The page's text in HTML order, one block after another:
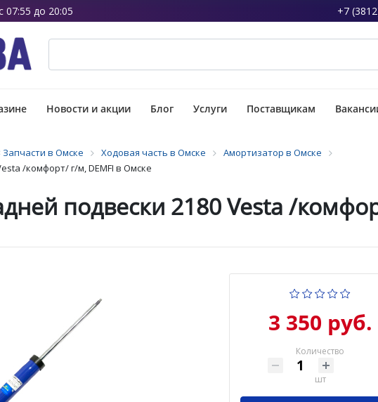
до 20:05 +7
Новости и акции Блог Услуги Поставщикам
Запчасти в Омске Ходовая часть в Омске
Амортизатор в Омске
/комфорт/ г/м, DEMFI в Омске
подвески 2180 Vesta /
3 350 руб.
Количество
шт